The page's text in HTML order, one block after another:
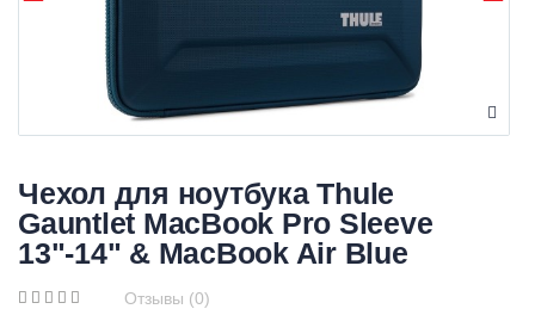
Чехол для ноутбука Thule
Gauntlet MacBook Pro Sleeve
13"-14" & MacBook Air Blue
Отзывы (0)